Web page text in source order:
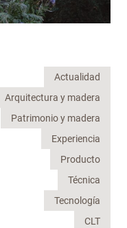
Actualidad
Arquitectura y madera
Patrimonio y madera
Experiencia
Producto
Técnica
Tecnología
CLT